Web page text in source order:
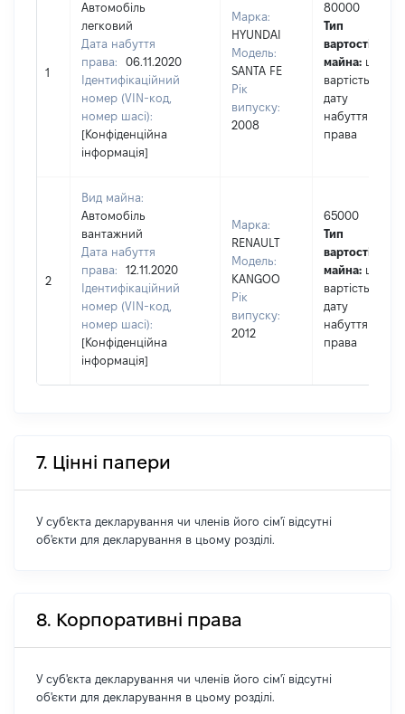
1
Автомобіль
легковий
Дата набуття
права:
06.11.2020
Ідентифікаційний
номер (VIN-код,
номер шасі):
[Конфіденційна
інформація]
Марка:
HYUNDAI
Модель:
SANTA FE
Рік
випуску:
2008
80000
Тип
вартості
майна: це
вартість на
дату
набуття
права
2
Вид майна:
Автомобіль
вантажний
Дата набуття
права:
12.11.2020
Ідентифікаційний
номер (VIN-код,
номер шасі):
[Конфіденційна
інформація]
Марка:
RENAULT
Модель:
KANGOO
Рік
випуску:
2012
65000
Тип
вартості
майна: це
вартість на
дату
набуття
права
7. Цінні папери
У суб'єкта декларування чи членів його сім'ї відсутні
об'єкти для декларування в цьому розділі.
8. Корпоративні права
У суб'єкта декларування чи членів його сім'ї відсутні
об'єкти для декларування в цьому розділі.